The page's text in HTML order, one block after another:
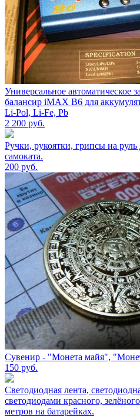
Универсальное автоматическое
балансир iMAX B6 для
Li-Pol, Li-Fe, Pb
2 200 руб.
Ручки, рукоятки, грипсы на руль
самоката.
200 руб.
Сувенир - "Монета майя",
150 руб.
Светодиодная лента,
светодиодами красного,
метров на батарейках.